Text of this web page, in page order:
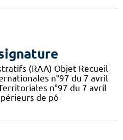
(RAA) Objet Recueil
n°97 du 7 avril
n°97 du 7 avril
de pô